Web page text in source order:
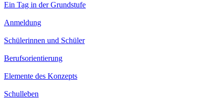
Ein Tag in der Grundstufe
Anmeldung
Schülerinnen und Schüler
Berufsorientierung
Elemente des Konzepts
Schulleben